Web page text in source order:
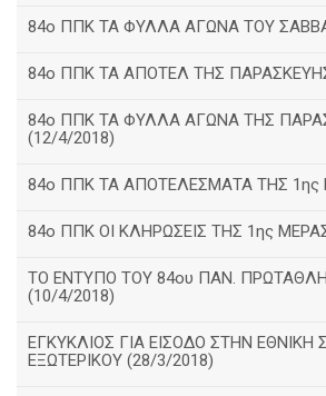
84ο ΠΠΚ ΤΑ ΦΥΛΛΑ ΑΓΩΝΑ ΤΟΥ
84ο ΠΠΚ ΤΑ ΑΠΟΤΕΛ ΤΗΣ
84ο ΠΠΚ ΤΑ ΦΥΛΛΑ ΑΓΩΝΑ ΤΗΣ
(12/4/2018)
84ο ΠΠΚ ΤΑ ΑΠΟΤΕΛΕΣΜΑΤΑ ΤΗΣ 1ης
84ο ΠΠΚ ΟΙ ΚΛΗΡΩΣΕΙΣ ΤΗΣ 1ης
ΤΟ ΕΝΤΥΠΟ ΤΟΥ 84ου ΠΑΝ.
(10/4/2018)
ΕΓΚΥΚΛΙΟΣ ΓΙΑ ΕΙΣΟΔΟ ΣΤΗΝ
ΕΞΩΤΕΡΙΚΟΥ (28/3/2018)